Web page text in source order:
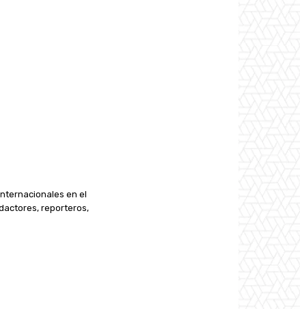
en el
reporteros,